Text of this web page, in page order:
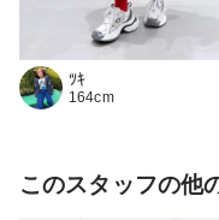
ﾂｷ
164cm
このスタッフの他